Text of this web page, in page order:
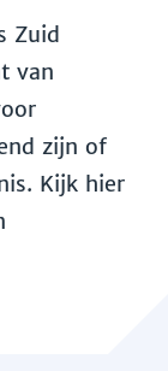
Zuid
van
zijn of
Kijk hier